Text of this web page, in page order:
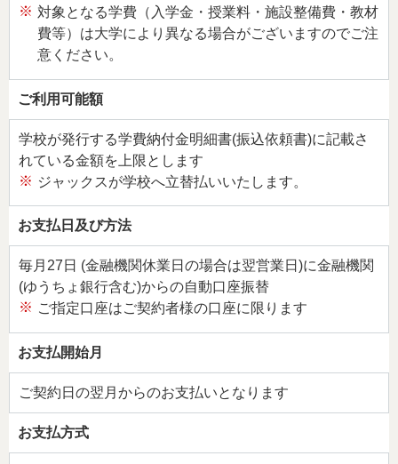
※ 対象となる学費（入学金・授業料・施設整備費・教材
費等）は大学により異なる場合がございますのでご注
意ください。
ご利用可能額
学校が発行する学費納付金明細書(振込依頼書)に記載さ
れている金額を上限とします
※ ジャックスが学校へ立替払いいたします。
お支払日及び方法
毎月27日 (金融機関休業日の場合は翌営業日)に金融機関
(ゆうちょ銀行含む)からの自動口座振替
※ ご指定口座はご契約者様の口座に限ります
お支払開始月
ご契約日の翌月からのお支払いとなります
お支払方式